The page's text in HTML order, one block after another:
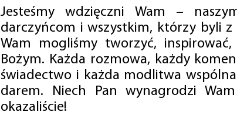
Jesteśmy wdzięczni Wam –
darczyńcom i wszystkim, którzy byli
Wam mogliśmy tworzyć,
Bożym. Każda rozmowa, każdy
świadectwo i każda modlitwa
darem. Niech Pan wynagrodzi
okazaliście!